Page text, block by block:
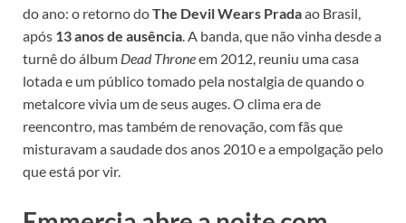
do ano: o retorno doThe Devil Wears Pradaao Brasil,
após 13 anos de ausência . A banda, que não vinha desde a
turnê do álbum Dead Throneem 2012, reuniu uma casa
lotada e um público tomado pela nostalgia de quando o
metalcore vivia um de seus auges. O clima era de
reencontro, mas também de renovação, com fãs que
misturavam a saudade dos anos 2010 e a empolgação pelo
que está por vir.